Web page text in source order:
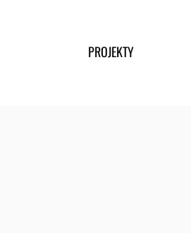
PROJEKTY